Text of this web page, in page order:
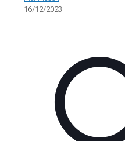
16/12/2023